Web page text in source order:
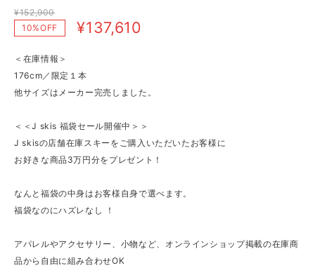
¥152,900
10%OFF
¥137,610
＜在庫情報＞
176cm／限定１本
他サイズはメーカー完売しました。
＜＜J skis 福袋セール開催中＞＞
J skisの店舗在庫スキーをご購入いただいたお客様に
お好きな商品3万円分をプレゼント！
なんと福袋の中身はお客様自身で選べます。
福袋なのにハズレなし ！
アパレルやアクセサリー、小物など、オンラインショップ掲載の在庫商
品から自由に組み合わせOK